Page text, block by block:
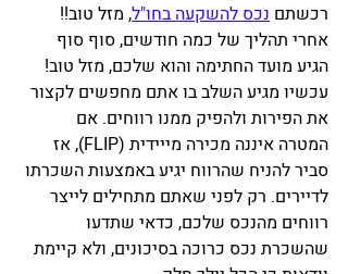
רכשתם נכס להשקעה בחו"ל, מזל טוב!!
אחרי תהליך של כמה חודשים, סוף סוף
הגיע מועד החתימה והוא שלכם, מזל טוב!
עכשיו מגיע השלב בו אתם מחפשים לקצור
את הפירות ולהפיק ממנו רווחים. אם
המטרה איננה מכירה מייידית (FLIP), אז
סביר להניח שהרווח יגיע באמצעות השכרתו
לדיירים. רק לפני שאתם מתחילים לייצר
רווחים מהנכס שלכם, כדאי שתדעו
שהשכרת נכס כרוכה בסיכונים, ולא קיימת